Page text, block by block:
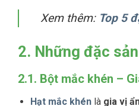
Xem thêm: Top 5
2. Những đặc
2.1. Bột mắc khén –
Hạt mắc khénlà gia vị